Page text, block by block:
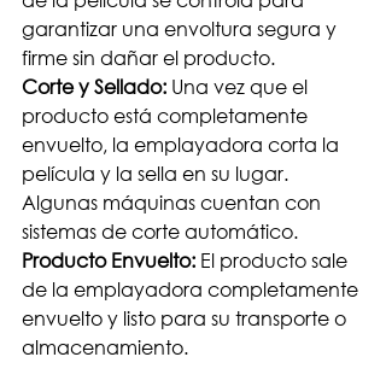
garantizar una envoltura segura y
firme sin dañar el producto.
Corte y Sellado: Una vez que el
producto está completamente
envuelto, la emplayadora corta la
película y la sella en su lugar.
Algunas máquinas cuentan con
sistemas de corte automático.
Producto Envuelto: El producto sale
de la emplayadora completamente
envuelto y listo para su transporte o
almacenamiento.